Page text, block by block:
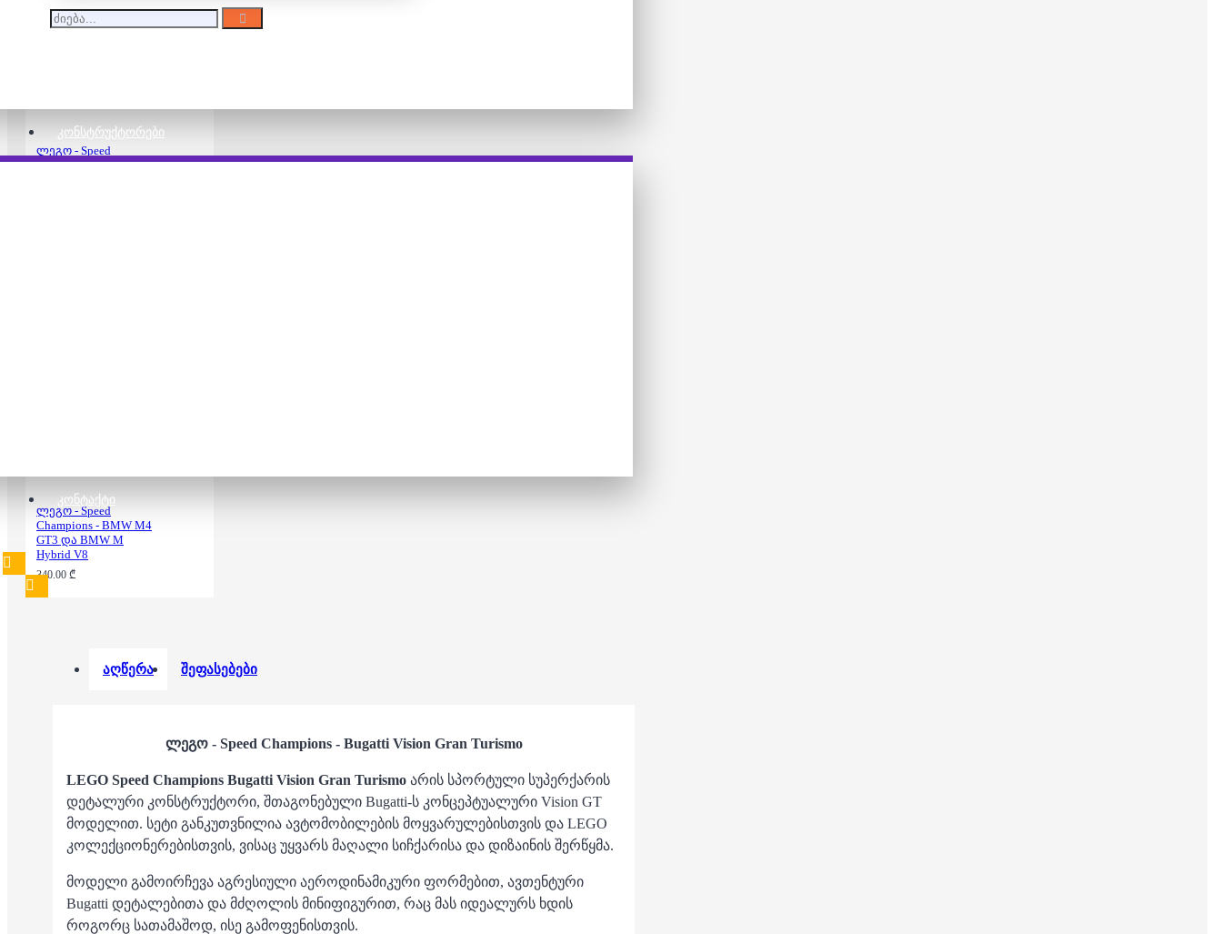
ᲙᲝᲜᲡᲢᲠᲣᲥᲢᲝᲠᲔᲑᲘ
ᲙᲝᲜᲢᲐᲥᲢᲘ
155.00 ₾ 200.00 ₾
ლეგო - Speed
Champions - Nissan
ლეგო - Speed
Champions - BMW M4
GT3 და BMW M
Hybrid V8
340.00 ₾
აღწერა შეფასებები
ლეგო - Speed Champions - Bugatti Vision Gran Turismo
LEGO Speed Champions Bugatti Vision Gran Turismo არის სპორტული სუპერქარის
დეტალური კონსტრუქტორი, შთაგონებული Bugatti-ს კონცეპტუალური Vision GT
მოდელით. სეტი განკუთვნილია ავტომობილების მოყვარულებისთვის და LEGO
კოლექციონერებისთვის, ვისაც უყვარს მაღალი სიჩქარისა და დიზაინის შერწყმა.
მოდელი გამოირჩევა აგრესიული აეროდინამიკური ფორმებით, ავთენტური
Bugatti დეტალებითა და მძღოლის მინიფიგურით, რაც მას იდეალურს ხდის
როგორც სათამაშოდ, ისე გამოფენისთვის.